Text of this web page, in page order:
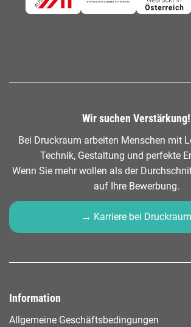
Wir suchen Verstärkung!
Bei Druckraum arbeiten Menschen mit
Technik, Gestaltung und perfekte
Wenn Sie mehr wollen als der
auf Ihre Bewerbung.
→ Karriere bei Druckraum
Information
Allgemeine Geschäftsbedingungen